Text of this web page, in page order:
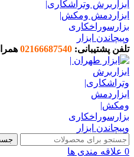
تلفن پشتیبانی: 02166687540
0 علاقه مندی ها